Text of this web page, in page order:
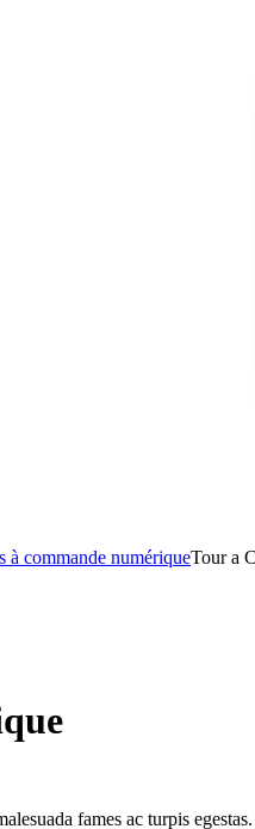
à commande numériqueTour a
fames ac turpis